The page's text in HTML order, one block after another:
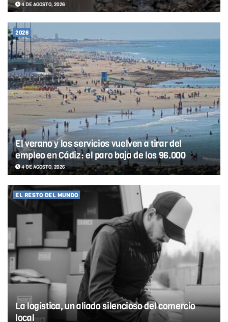
4 DE AGOSTO, 2026
2026
El verano y los servicios vuelven a tirar del
empleo en Cádiz: el paro baja de los 96.000
4 DE AGOSTO, 2026
EL RESTO DEL MUNDO
La logística, un aliado silencioso del comercio
local